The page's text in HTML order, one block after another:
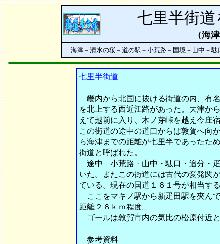
七里半街
（海
海津－清水の桜－道の駅－小荒路－国
七里半街道
畿内から北国に抜ける街道の内、有
を北上する西近江路があった。大津か
えて越前に入り、木ノ芽峠を越え今庄
この街道の途中の道口からは敦賀へ向
ら海津までの距離が七里半であったた
街道と呼ばれた。
途中 小荒路・山中・駄口・追分・
いた。またこの街道には古代の愛発関
ている。現在の国道１６１号が相当す
ここをマキノ駅から新疋田駅を夾ん
距離２６ｋｍ程度。
ゴールは敦賀市内の気比の松原付近
参考資料